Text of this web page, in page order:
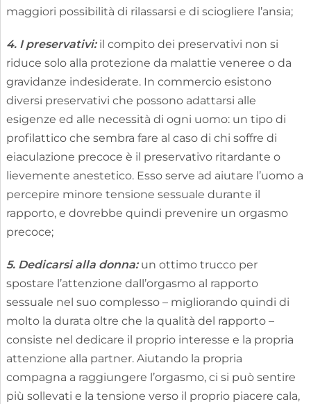
maggiori possibilità di rilassarsi e di sciogliere l’ansia;
4. I preservativi:il compito dei preservativi non si
riduce solo alla protezione da malattie veneree o da
gravidanze indesiderate. In commercio esistono
diversi preservativi che possono adattarsi alle
esigenze ed alle necessità di ogni uomo: un tipo di
profilattico che sembra fare al caso di chi soffre di
eiaculazione precoce è il preservativo ritardante o
lievemente anestetico. Esso serve ad aiutare l’uomo a
percepire minore tensione sessuale durante il
rapporto, e dovrebbe quindi prevenire un orgasmo
precoce;
5. Dedicarsi alla donna:un ottimo trucco per
spostare l’attenzione dall’orgasmo al rapporto
sessuale nel suo complesso – migliorando quindi di
molto la durata oltre che la qualità del rapporto –
consiste nel dedicare il proprio interesse e la propria
attenzione alla partner. Aiutando la propria
compagna a raggiungere l’orgasmo, ci si può sentire
più sollevati e la tensione verso il proprio piacere cala,